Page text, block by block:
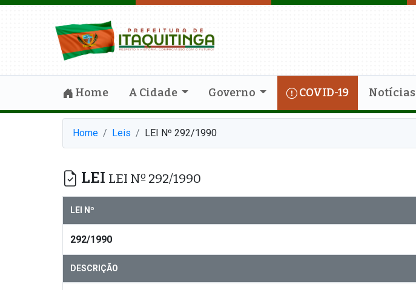
Home A Cidade Governo COVID-19 Notícias
Home Leis LEI Nº 292/1990
LEI LEI Nº 292/1990
LEI Nº
292/1990
DESCRIÇÃO